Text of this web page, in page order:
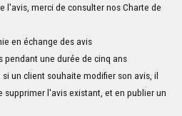
l'avis, merci de consulter nosCharte de
en échange des avis
pendant une durée de cinq ans
un client souhaite modifier son avis, il
supprimer l'avis existant, et en publier un